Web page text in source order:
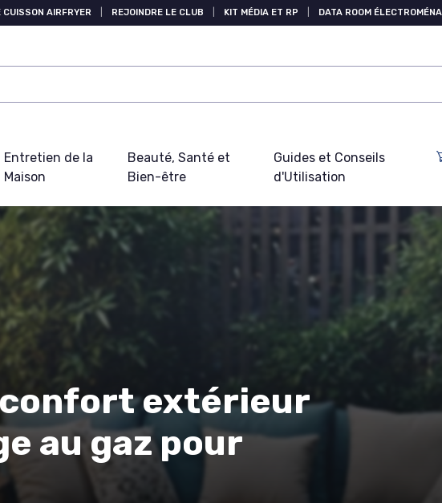
CUISSON AIRFRYER REJOINDRE LE CLUB KIT MÉDIA ET RP DATA ROOM
Entretien de la
Maison
Beauté, Santé et
Bien-être
Guides et Conseils
d'Utilisation
extérieur
au gaz pour